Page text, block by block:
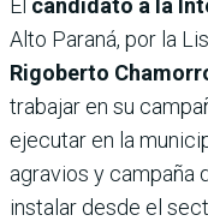
El candidato a la
Alto Paraná, por la
Rigoberto
trabajar en su
ejecutar en la
agravios y campaña
instalar desde el